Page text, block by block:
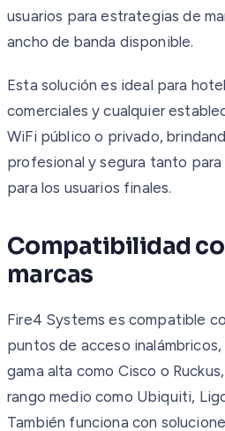
usuarios para estrategias de
ancho de banda disponible.
Esta solución es ideal para
comerciales y cualquier
WiFi público o privado,
profesional y segura tanto
para los usuarios finales.
Compatibilidad
marcas
Fire4 Systems es compatible
puntos de acceso
gama alta como Cisco o
rango medio como Ubiquiti,
También funciona con